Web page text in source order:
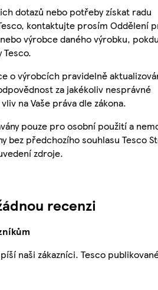
dotazů nebo potřeby získat radu
kontaktujte prosím Oddělení
výrobce daného výrobku,
Tesco.
o výrobcích pravidelně
za jakékoliv nesprávné
na Vaše práva dle zákona.
pouze pro osobní použití a
bez předchozího souhlasu Tesco
zdroje.
recenzi
naši zákazníci. Tesco